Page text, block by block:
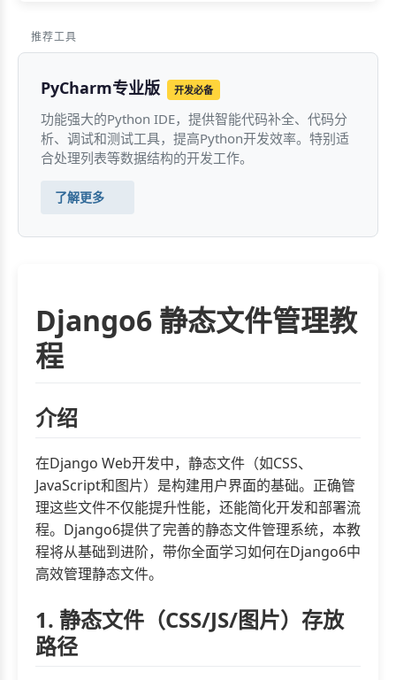
推荐工具
PyCharm专业版 开发必备
功能强大的Python IDE，提供智能代码补全、代码分
析、调试和测试工具，提高Python开发效率。特别适
合处理列表等数据结构的开发工作。
了解更多
Django6 静态文件管理教
程
介绍
在Django Web开发中，静态文件（如CSS、
JavaScript和图片）是构建用户界面的基础。正确管
理这些文件不仅能提升性能，还能简化开发和部署流
程。Django6提供了完善的静态文件管理系统，本教
程将从基础到进阶，带你全面学习如何在Django6中
高效管理静态文件。
1. 静态文件（CSS/JS/图片）存放
路径